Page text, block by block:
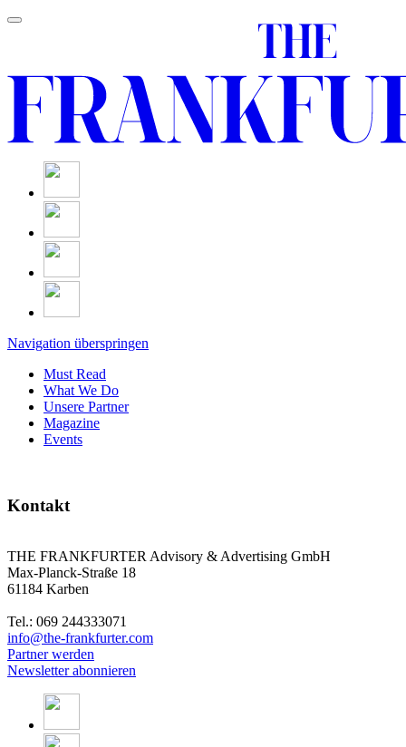
Navigation überspringen
Must Read
What We Do
Unsere Partner
Magazine
Events
Kontakt
THE FRANKFURTER Advisory & Advertising GmbH
Max-Planck-Straße 18
61184 Karben
Tel.: 069 244333071
info@the-frankfurter.com
Partner werden
Newsletter abonnieren